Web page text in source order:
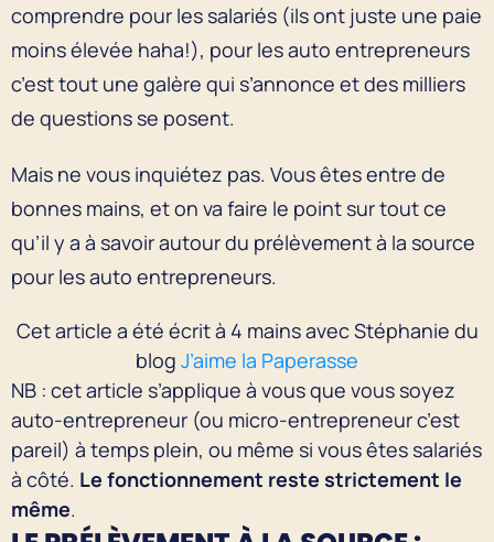
comprendre pour les salariés (ils ont juste une paie
moins élevée haha!), pour les auto entrepreneurs
c’est tout une galère qui s’annonce et des milliers
de questions se posent.
Mais ne vous inquiétez pas. Vous êtes entre de
bonnes mains, et on va faire le point sur tout ce
qu’il y a à savoir autour du prélèvement à la source
pour les auto entrepreneurs.
Cet article a été écrit à 4 mains avec Stéphanie du
blog J’aime la Paperasse
NB : cet article s’applique à vous que vous soyez
auto-entrepreneur (ou micro-entrepreneur c’est
pareil) à temps plein, ou même si vous êtes salariés
à côté. Le fonctionnement reste strictement le
même.